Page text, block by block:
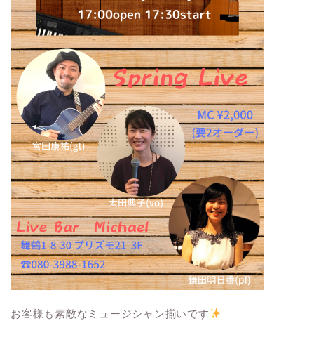
お客様も素敵なミュージシャン揃いです